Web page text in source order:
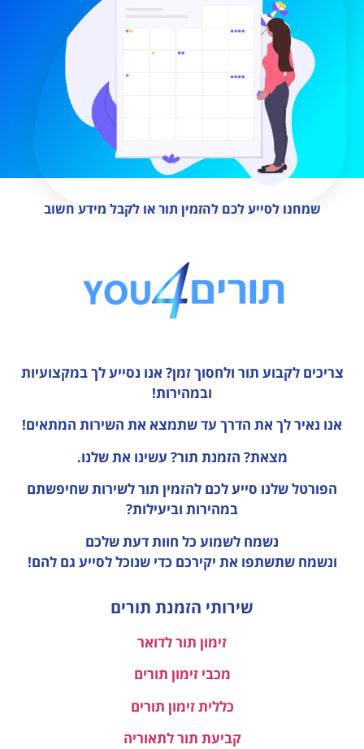
שמחנו לסייע לכם להזמין תור או לקבל מידע חשוב
צריכים לקבוע תור ולחסוך זמן? אנו נסייע לך במקצועיות
ובמהירות!
אנו נאיר לך את הדרך עד שתמצא את השירות המתאים!
מצאת? הזמנת תור? עשינו את שלנו.
הפורטל שלנו סייע לכם להזמין תור לשירות שחיפשתם
במהירות וביעילות?
נשמח לשמוע כל חוות דעתשלכם
ונשמח שתשתפו את יקירכם כדי שנוכל לסייע גם להם!
שירותי הזמנת תורים
זימון תור לדואר
מכבי זימון תורים
כללית זימון תורים
קביעת תור לתאוריה